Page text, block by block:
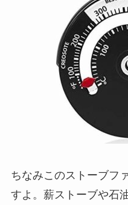
ちなみこのストーブフ
すよ。薪ストーブや石